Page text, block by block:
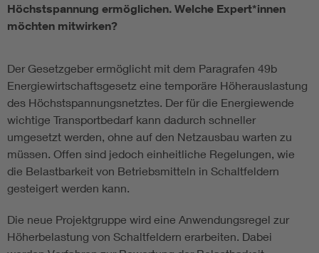
Innovative Netztechnologien
Umwelt- und Naturschutz
Regelsetzung
Höchstspannung ermöglichen. Welche Expert*innen
möchten mitwirken?
Der Gesetzgeber ermöglicht mit dem Paragrafen 49b
Energiewirtschaftsgesetz eine temporäre Höherauslastung
des Höchstspannungsnetztes. Der für die Energiewende
wichtige Transportbedarf kann dadurch schneller
umgesetzt werden, ohne auf den Netzausbau warten zu
müssen. Offen sind jedoch einheitliche Regelungen, wie
die Belast­barkeit von Betriebsmitteln in Schaltfeldern
gesteigert werden kann.
Die neue Projektgruppe wird eine Anwendungs­regel zur
Höherbelastung von Schaltfeldern erarbeiten. Dabei